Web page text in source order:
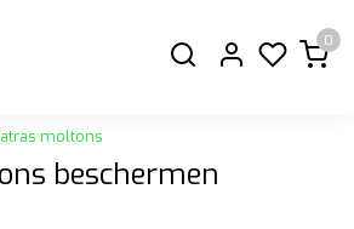
0
moltons
beschermen